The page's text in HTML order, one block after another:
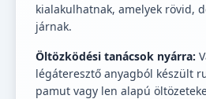
kialakulhatnak, amelyek rövid,
járnak.
Öltözködési tanácsok nyárra:
légáteresztő anyagból készült
pamut vagy len alapú